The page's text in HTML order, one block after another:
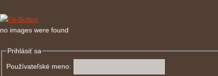
no images were found
Prihlásiť sa
Používateľské meno: